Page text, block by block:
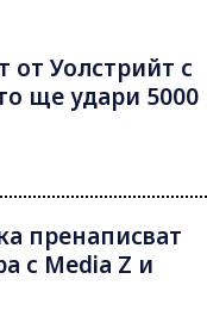
от Уолстрийт с
ще удари 5000
пренаписват
с Media Z и